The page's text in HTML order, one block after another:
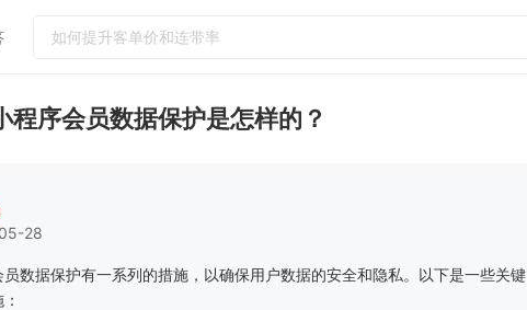
门店怎么运营吸引更多客户到店消费
怎么给顾客办会员卡？需要什么设备
程序会员数据保护是怎样的？
28
员数据保护有一系列的措施，以确保用户数据的安全和隐私。以下是一些关键